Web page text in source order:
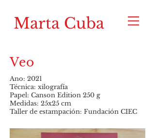
Marta Cuba
Veo
Ano: 2021
Técnica: xilografía
Papel: Canson Edition 250 g
Medidas: 25x25 cm
Taller de estampación: Fundación CIEC